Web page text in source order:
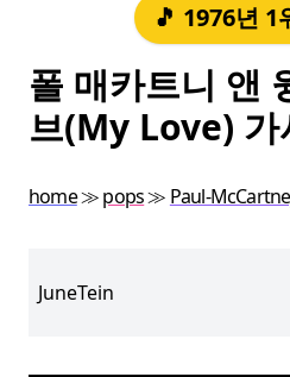
🎵 1976년 1
폴 매카트니 앤
브(My Love) 가
home≫pops≫ Paul-
JuneTein